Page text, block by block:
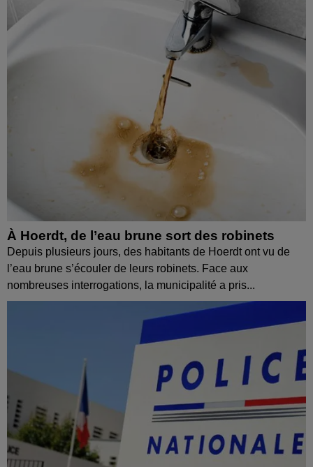
À Hoerdt, de l’eau brune sort des robinets
Depuis plusieurs jours, des habitants de Hoerdt ont vu de
l’eau brune s’écouler de leurs robinets. Face aux
nombreuses interrogations, la municipalité a pris...